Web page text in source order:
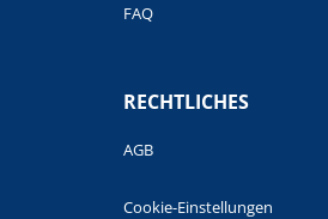
FAQ
RECHTLICHES
AGB
Cookie-Einstellungen